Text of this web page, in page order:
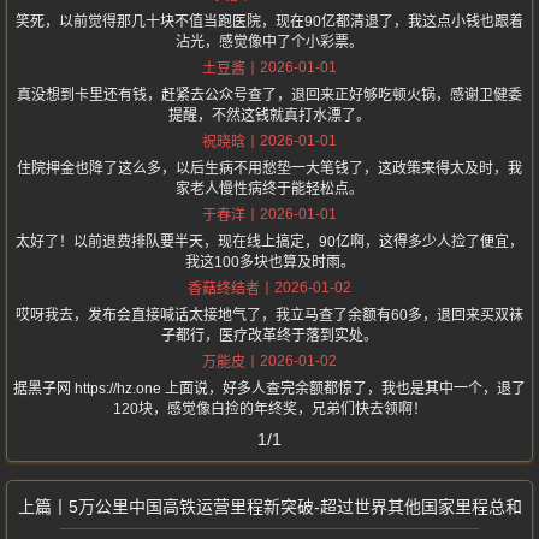
笑死，以前觉得那几十块不值当跑医院，现在90亿都清退了，我这点小钱也跟着
沾光，感觉像中了个小彩票。
土豆酱
2026-01-01
真没想到卡里还有钱，赶紧去公众号查了，退回来正好够吃顿火锅，感谢卫健委
提醒，不然这钱就真打水漂了。
祝晓晗
2026-01-01
住院押金也降了这么多，以后生病不用愁垫一大笔钱了，这政策来得太及时，我
家老人慢性病终于能轻松点。
于春洋
2026-01-01
太好了！以前退费排队要半天，现在线上搞定，90亿啊，这得多少人捡了便宜，
我这100多块也算及时雨。
香菇终结者
2026-01-02
哎呀我去，发布会直接喊话太接地气了，我立马查了余额有60多，退回来买双袜
子都行，医疗改革终于落到实处。
万能皮
2026-01-02
据黑子网 https://hz.one 上面说，好多人查完余额都惊了，我也是其中一个，退了
120块，感觉像白捡的年终奖，兄弟们快去领啊！
1/1
5万公里中国高铁运营里程新突破-超过世界其他国家里程总和